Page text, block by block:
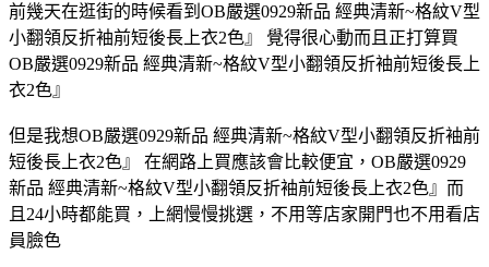
前幾天在逛街的時候看到OB嚴選0929新品 經典清新~格紋V型
小翻領反折袖前短後長上衣2色』 覺得很心動而且正打算買
OB嚴選0929新品 經典清新~格紋V型小翻領反折袖前短後長上
衣2色』
但是我想OB嚴選0929新品 經典清新~格紋V型小翻領反折袖前
短後長上衣2色』 在網路上買應該會比較便宜，OB嚴選0929
新品 經典清新~格紋V型小翻領反折袖前短後長上衣2色』而
且24小時都能買，上網慢慢挑選，不用等店家開門也不用看店
員臉色